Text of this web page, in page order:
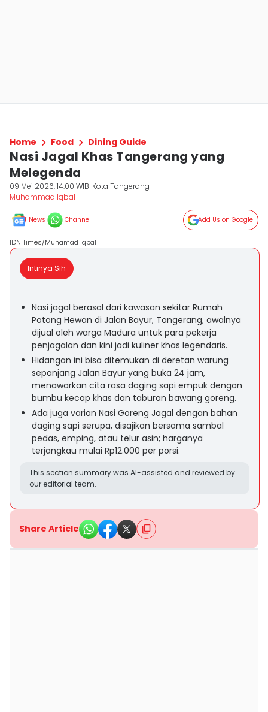
Home Food Dining Guide
Nasi Jagal Khas Tangerang yang
Melegenda
09 Mei 2026, 14:00 WIB Kota Tangerang
Muhammad Iqbal
News Channel Add Us on Google
IDN Times/Muhamad Iqbal
Intinya Sih
Nasi jagal berasal dari kawasan sekitar Rumah
Potong Hewan di Jalan Bayur, Tangerang, awalnya
dijual oleh warga Madura untuk para pekerja
penjagalan dan kini jadi kuliner khas legendaris.
Hidangan ini bisa ditemukan di deretan warung
sepanjang Jalan Bayur yang buka 24 jam,
menawarkan cita rasa daging sapi empuk dengan
bumbu kecap khas dan taburan bawang goreng.
Ada juga varian Nasi Goreng Jagal dengan bahan
daging sapi serupa, disajikan bersama sambal
pedas, emping, atau telur asin; harganya
terjangkau mulai Rp12.000 per porsi.
This section summary was AI-assisted and reviewed by
our editorial team.
Share Article